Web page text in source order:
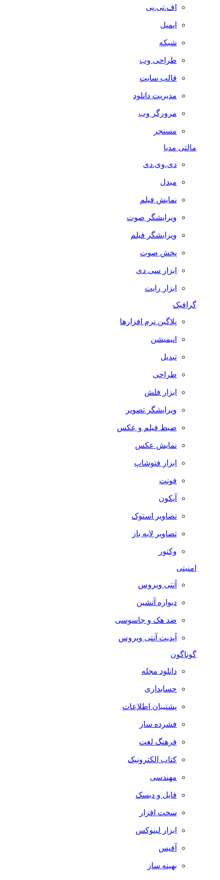
اف.تی.پی
ایمیل
شبکه
طراحی وب
قالب سایت
مدیریت دانلود
مرورگر وب
مسنجر
مالتی مدیا
دی.وی.دی
مبدل
نمایش فیلم
ویرایشگر صوت
ویرایشگر فیلم
پخش صوت
ابزار سی دی
ابزار رایت
گرافیک
پلاگین نرم افزارها
انیمیشن
تبدیل
طراحی
ابزار فلش
ویرایشگر تصویر
ضبط فيلم و عكس
نمایش عکس
ابزار فتوشاپ
فونت
آیکون
تصاویر استوک
تصاویر لایه باز
وکتور
آنتی ویروس
دیواره آتشین
ضد هک و جاسوسی
آپدیت آنتی ویروس
گوناگون
دانلود مجله
حسابداری
پشتیبان اطلاعات
فشرده ساز
فرهنگ لغت
کتاب الکترونیک
مهندسی
فایل و دیسک
سخت افزار
ابزار لینوکس
آفیس
بهینه ساز